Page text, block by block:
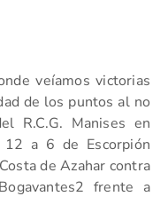
veíamos victorias
de los puntos al no
R.C.G. Manises en
a 6 de Escorpión
de Azahar contra
frente a